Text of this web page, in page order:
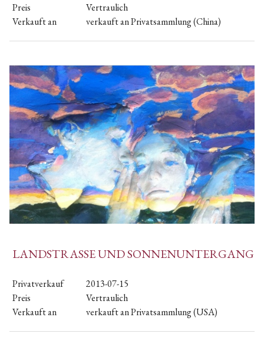
Preis
Vertraulich
Verkauft an
verkauft an Privatsammlung (China)
LANDSTRASSE UND SONNENUNTERGANG
Privatverkauf
2013-07-15
Preis
Vertraulich
Verkauft an
verkauft an Privatsammlung (USA)